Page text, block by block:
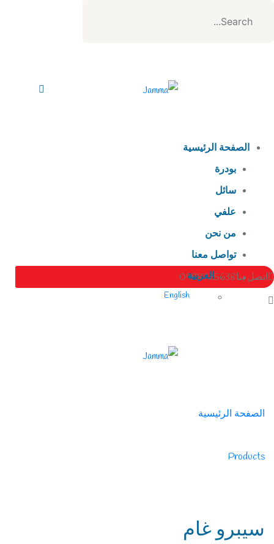
الصفحة الرئيسية
بودرة
سائل
علفي
من نحن
تواصل معنا
العربية
English
اتصل بنا0988725638
الصفحة الرئيسية
Products
سيبرو غام